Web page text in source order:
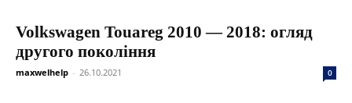
Volkswagen Touareg 2010 — 2018: огляд
другого покоління
maxwelhelp - 26.10.2021 0